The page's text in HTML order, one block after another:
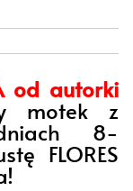
od autorki
motek z
8-
FLORES